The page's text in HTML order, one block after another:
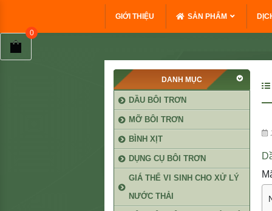
GIỚI THIỆU SẢN PHẨM
DANH MỤC
DẦU BÔI TRƠN
MỠ BÔI TRƠN
BÌNH XỊT
DỤNG CỤ BÔI TRƠN
GIÁ THỂ VI SINH CHO XỬ LÝ
NƯỚC THẢI